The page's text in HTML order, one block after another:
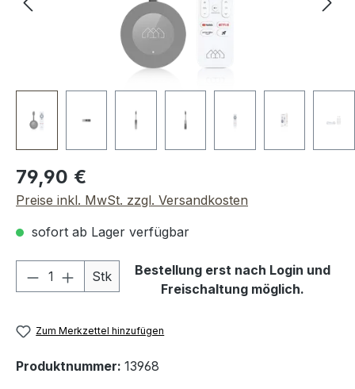
Regulärer Preis:
79,90 €
Preise inkl. MwSt. zzgl. Versandkosten
sofort ab Lager verfügbar
Produkt Anzahl: Gib den
Stk
Bestellung erst nach Login und
Freischaltung möglich.
Zum Merkzettel hinzufügen
Produktnummer: 13968